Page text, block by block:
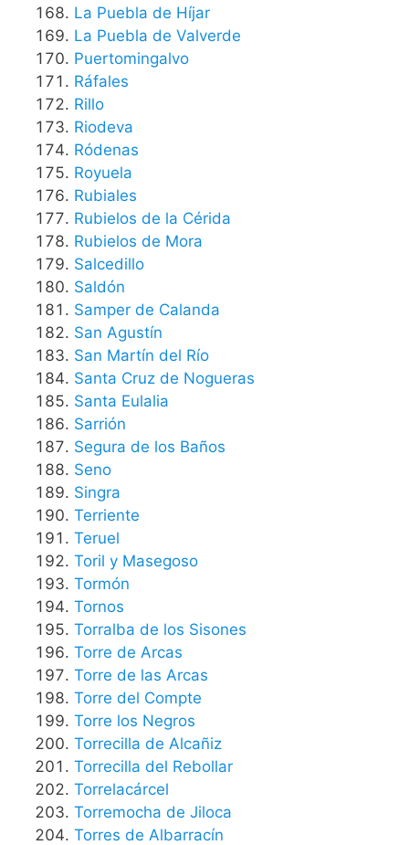
La Puebla de Híjar
La Puebla de Valverde
Puertomingalvo
Ráfales
Rillo
Riodeva
Ródenas
Royuela
Rubiales
Rubielos de la Cérida
Rubielos de Mora
Salcedillo
Saldón
Samper de Calanda
San Agustín
San Martín del Río
Santa Cruz de Nogueras
Santa Eulalia
Sarrión
Segura de los Baños
Seno
Singra
Terriente
Teruel
Toril y Masegoso
Tormón
Tornos
Torralba de los Sisones
Torre de Arcas
Torre de las Arcas
Torre del Compte
Torre los Negros
Torrecilla de Alcañiz
Torrecilla del Rebollar
Torrelacárcel
Torremocha de Jiloca
Torres de Albarracín